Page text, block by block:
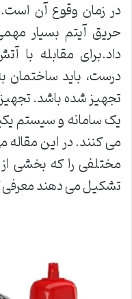
در زمان وقوع آن
حریق آیتم بسیار
داد.برای مقابله با
درست، باید
تجهیز شده باشد.
یک سامانه و سیستم
می کنند. در این
مختلفی را که بخشی
تشکیل می دهند